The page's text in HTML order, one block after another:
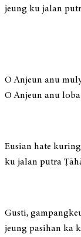
jeung ku jalan
O Anjeun anu
O Anjeun anu
Eusian hate
ku jalan putra
Gusti,
jeung pasihan ka